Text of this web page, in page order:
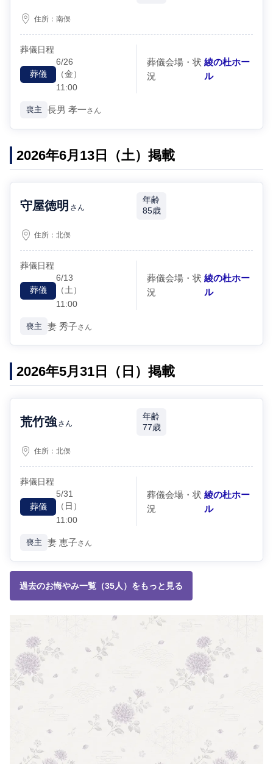
住所：南俣
葬儀日程
葬儀
6/26
（金）
11:00
葬儀会場・状
況
綾の杜ホー
ル
喪主 長男 孝一さん
2026年6月13日（土）掲載
守屋徳明 さん
年齢
85歳
住所：北俣
葬儀日程
葬儀
6/13
（土）
11:00
葬儀会場・状
況
綾の杜ホー
ル
喪主 妻 秀子さん
2026年5月31日（日）掲載
荒竹強 さん
年齢
77歳
住所：北俣
葬儀日程
葬儀
5/31
（日）
11:00
葬儀会場・状
況
綾の杜ホー
ル
喪主 妻 恵子さん
過去のお悔やみ一覧（35人）をもっと見る